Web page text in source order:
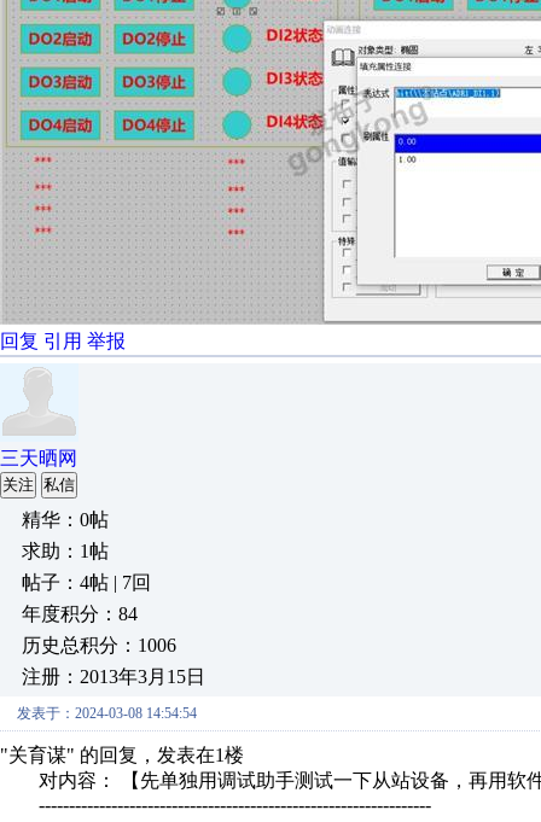
回复 引用 举报
三天晒网
关注 私信
精华：0帖
求助：1帖
帖子：4帖 | 7回
年度积分：84
历史总积分：1006
注册：2013年3月15日
发表于：2024-03-08 14:54:54
"关育谋" 的回复，发表在1楼
对内容： 【先单独用调试助手测试一下从站设备，再用软
-----------------------------------------------------------------